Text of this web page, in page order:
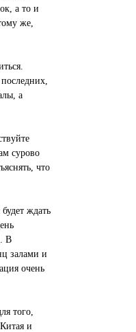
а то и
же,
а
сурово
что
ждать
В
залами и
очень
того,
и